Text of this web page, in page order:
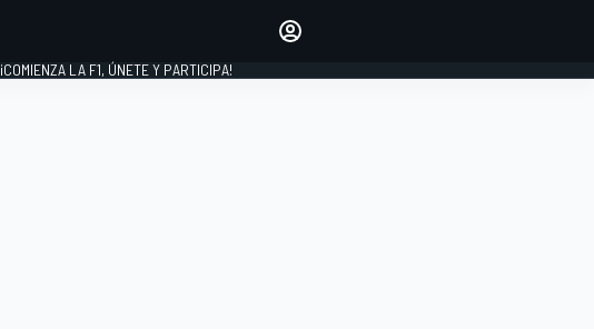
INICIAR SESIÓN
¡COMIENZA LA F1, ÚNETE Y PARTICIPA!